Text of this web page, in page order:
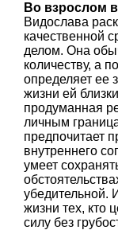
Во взрослом
Видослава
качественной
делом. Она
количеству, а
определяет ее
жизни ей
продуманная
личным
предпочитает
внутреннего
умеет
убедительной.
жизни тех, кто
силу без